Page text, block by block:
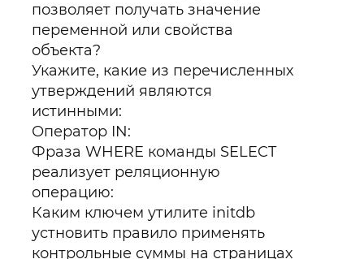
позволяет получать значение
переменной или свойства
объекта?
Укажите, какие из перечисленных
утверждений являются
истинными:
Оператор IN:
Фраза WHERE команды SELECT
реализует реляционную
операцию:
Каким ключем утилите initdb
устновить правило применять
контрольные суммы на страницах